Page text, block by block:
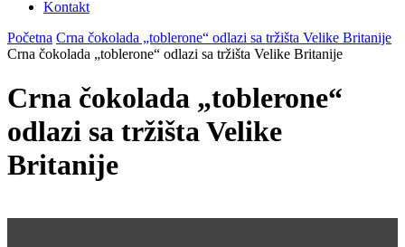
Kontakt
Početna Crna čokolada „toblerone“ odlazi sa tržišta Velike Britanije
Crna čokolada „toblerone“ odlazi sa tržišta Velike Britanije
Crna čokolada „toblerone“
odlazi sa tržišta Velike
Britanije